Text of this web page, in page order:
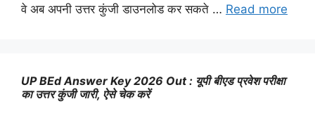
वे अब अपनी उत्तर कुंजी डाउनलोड कर सकते … Read more
UP BEd Answer Key 2026 Out : यूपी बीएड प्रवेश परीक्षा
का उत्तर कुंजी जारी, ऐसे चेक करें